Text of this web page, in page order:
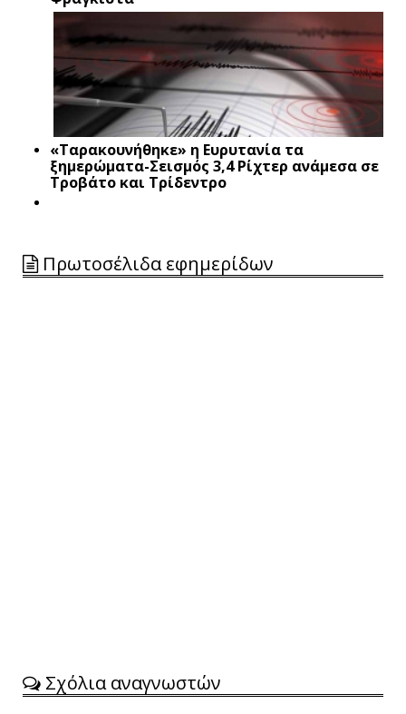
«Ταρακουνήθηκε» η Ευρυτανία τα
ξημερώματα-Σεισμός 3,4 Ρίχτερ ανάμεσα σε
Τροβάτο και Τρίδεντρο
Πρωτοσέλιδα εφημερίδων
Σχόλια αναγνωστών